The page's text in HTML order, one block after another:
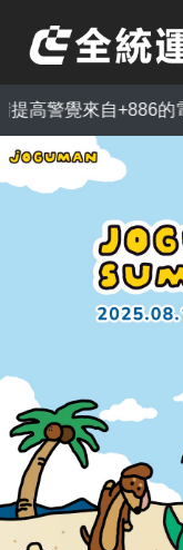
警覺來自+886的電